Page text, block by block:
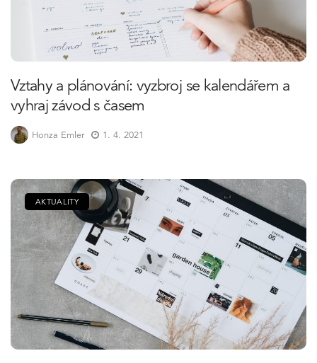
Vztahy a plánování: vyzbroj se kalendářem a
vyhraj závod s časem
Honza Emler 1. 4. 2021
AKTUALITY